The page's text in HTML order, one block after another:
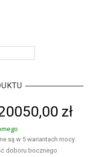
zł
są w 5 wariantach mocy:
doboru bocznego